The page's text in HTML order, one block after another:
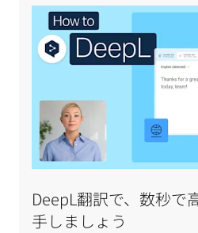
DeepL翻訳で、数秒で
手しましょう